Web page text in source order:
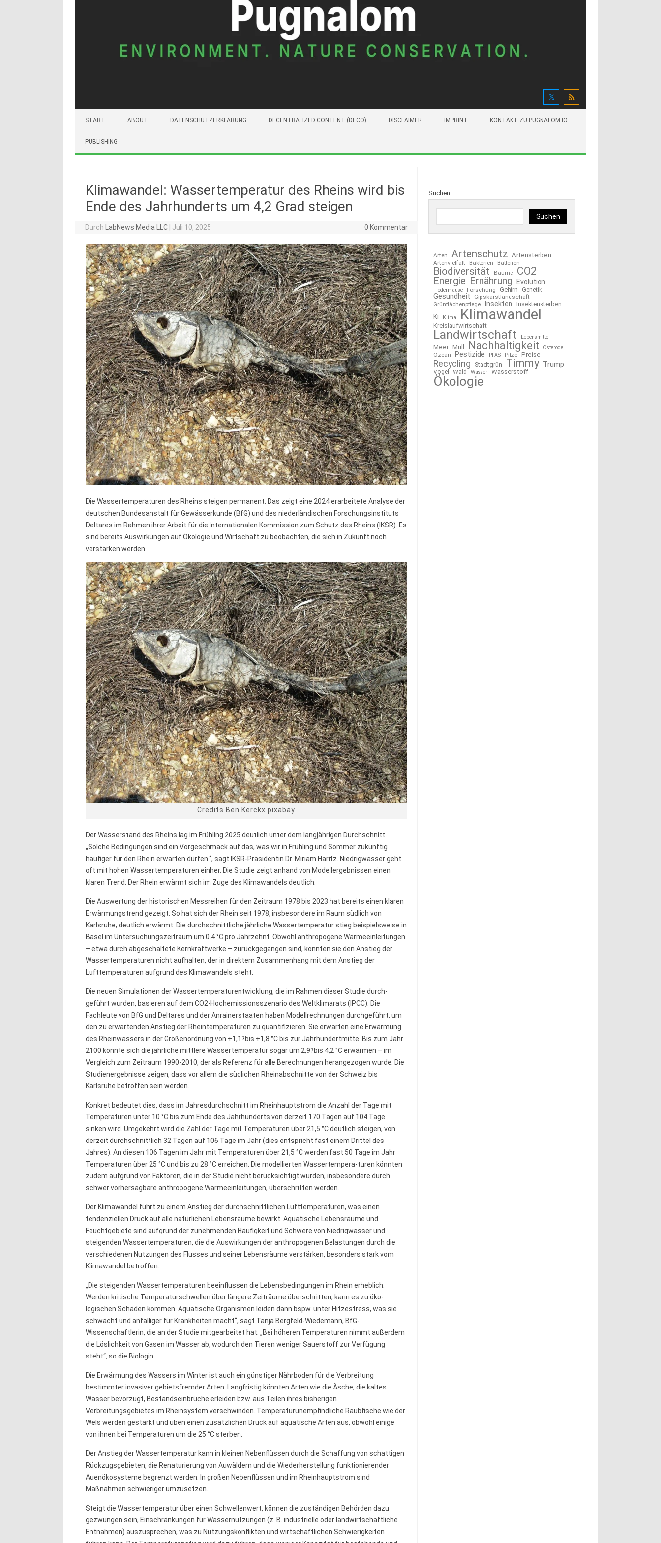
START ABOUT DATENSCHUTZERKLÄRUNG DECENTRALIZED CONTENT (DECO) DISCLAIMER IMPRINT KONTAKT ZU PUGNALOM.IO
PUBLISHING
Klimawandel: Wassertemperatur des Rheins wird bis
Ende des Jahrhunderts um 4,2 Grad steigen
Durch LabNews Media LLC Juli 10, 2025 0 Kommentar
Die Wassertemperaturen des Rheins steigen permanent. Das zeigt eine 2024 erarbeitete Analyse der
deutschen Bundesanstalt für Gewässerkunde (BfG) und des niederländischen Forschungsinstituts
Deltares im Rahmen ihrer Arbeit für die Internationalen Kommission zum Schutz des Rheins (IKSR). Es
sind bereits Auswirkungen auf Ökologie und Wirtschaft zu beobachten, die sich in Zukunft noch
verstärken werden.
Credits Ben Kerckx pixabay
Der Wasserstand des Rheins lag im Frühling 2025 deutlich unter dem langjährigen Durchschnitt.
„Solche Bedingungen sind ein Vorgeschmack auf das, was wir in Frühling und Sommer zukünftig
häufiger für den Rhein erwarten dürfen.“, sagt IKSR-Präsidentin Dr. Miriam Haritz. Niedrigwasser geht
oft mit hohen Wassertemperaturen einher. Die Studie zeigt anhand von Modellergebnissen einen
klaren Trend: Der Rhein erwärmt sich im Zuge des Klimawandels deutlich.
Die Auswertung der historischen Messreihen für den Zeitraum 1978 bis 2023 hat bereits einen klaren
Erwärmungstrend gezeigt: So hat sich der Rhein seit 1978, insbesondere im Raum südlich von
Karlsruhe, deutlich erwärmt. Die durchschnittliche jährliche Wassertemperatur stieg beispielsweise in
Basel im Untersuchungszeitraum um 0,4 °C pro Jahrzehnt. Obwohl anthropogene Wärmeeinleitungen
– etwa durch abgeschaltete Kernkraftwerke – zurückgegangen sind, konnten sie den Anstieg der
Wassertemperaturen nicht aufhalten, der in direktem Zusammenhang mit dem Anstieg der
Lufttemperaturen aufgrund des Klimawandels steht.
Die neuen Simulationen der Wassertemperaturentwicklung, die im Rahmen dieser Studie durch-
geführt wurden, basieren auf dem CO2-Hochemissionsszenario des Weltklimarats (IPCC). Die
Fachleute von BfG und Deltares und der Anrainerstaaten haben Modellrechnungen durchgeführt, um
den zu erwartenden Anstieg der Rheintemperaturen zu quantifizieren. Sie erwarten eine Erwärmung
des Rheinwassers in der Größenordnung von +1,1?bis +1,8 °C bis zur Jahrhundertmitte. Bis zum Jahr
2100 könnte sich die jährliche mittlere Wassertemperatur sogar um 2,9?bis 4,2 °C erwärmen – im
Vergleich zum Zeitraum 1990-2010, der als Referenz für alle Berechnungen herangezogen wurde. Die
Studienergebnisse zeigen, dass vor allem die südlichen Rheinabschnitte von der Schweiz bis
Karlsruhe betroffen sein werden.
Konkret bedeutet dies, dass im Jahresdurchschnitt im Rheinhauptstrom die Anzahl der Tage mit
Temperaturen unter 10 °C bis zum Ende des Jahrhunderts von derzeit 170 Tagen auf 104 Tage
sinken wird. Umgekehrt wird die Zahl der Tage mit Temperaturen über 21,5 °C deutlich steigen, von
derzeit durchschnittlich 32 Tagen auf 106 Tage im Jahr (dies entspricht fast einem Drittel des
Jahres). An diesen 106 Tagen im Jahr mit Temperaturen über 21,5 °C werden fast 50 Tage im Jahr
Temperaturen über 25 °C und bis zu 28 °C erreichen. Die modellierten Wassertempera-turen könnten
zudem aufgrund von Faktoren, die in der Studie nicht berücksichtigt wurden, insbesondere durch
schwer vorhersagbare anthropogene Wärmeeinleitungen, überschritten werden.
Der Klimawandel führt zu einem Anstieg der durchschnittlichen Lufttemperaturen, was einen
tendenziellen Druck auf alle natürlichen Lebensräume bewirkt. Aquatische Lebensräume und
Feuchtgebiete sind aufgrund der zunehmenden Häufigkeit und Schwere von Niedrigwasser und
steigenden Wassertemperaturen, die die Auswirkungen der anthropogenen Belastungen durch die
verschiedenen Nutzungen des Flusses und seiner Lebensräume verstärken, besonders stark vom
Klimawandel betroffen.
„Die steigenden Wassertemperaturen beeinflussen die Lebensbedingungen im Rhein erheblich.
Werden kritische Temperaturschwellen über längere Zeiträume überschritten, kann es zu öko-
logischen Schäden kommen. Aquatische Organismen leiden dann bspw. unter Hitzestress, was sie
schwächt und anfälliger für Krankheiten macht“, sagt Tanja Bergfeld-Wiedemann, BfG-
Wissenschaftlerin, die an der Studie mitgearbeitet hat. „Bei höheren Temperaturen nimmt außerdem
die Löslichkeit von Gasen im Wasser ab, wodurch den Tieren weniger Sauerstoff zur Verfügung
steht“, so die Biologin.
Die Erwärmung des Wassers im Winter ist auch ein günstiger Nährboden für die Verbreitung
bestimmter invasiver gebietsfremder Arten. Langfristig könnten Arten wie die Äsche, die kaltes
Wasser bevorzugt, Bestandseinbrüche erleiden bzw. aus Teilen ihres bisherigen
Verbreitungsgebietes im Rheinsystem verschwinden. Temperaturunempfindliche Raubfische wie der
Wels werden gestärkt und üben einen zusätzlichen Druck auf aquatische Arten aus, obwohl einige
von ihnen bei Temperaturen um die 25 °C sterben.
Der Anstieg der Wassertemperatur kann in kleinen Nebenflüssen durch die Schaffung von schattigen
Rückzugsgebieten, die Renaturierung von Auwäldern und die Wiederherstellung funktionierender
Auenökosysteme begrenzt werden. In großen Nebenflüssen und im Rheinhauptstrom sind
Maßnahmen schwieriger umzusetzen.
Steigt die Wassertemperatur über einen Schwellenwert, können die zuständigen Behörden dazu
gezwungen sein, Einschränkungen für Wassernutzungen (z. B. industrielle oder landwirtschaftliche
Entnahmen) auszusprechen, was zu Nutzungskonflikten und wirtschaftlichen Schwierigkeiten
Suchen
Suchen
Arten Artenschutz Artensterben
Artenvielfalt Bakterien Batterien
Biodiversität Bäume CO2
Energie Ernährung Evolution
Fledermäuse Forschung Gehirn Genetik
Gesundheit Gipskarstlandschaft
Grünflächenpflege Insekten Insektensterben
Ki Klima Klimawandel
Kreislaufwirtschaft
Landwirtschaft Lebensmittel
Meer Müll Nachhaltigkeit Osterode
Ozean Pestizide PFAS Pilze Preise
Recycling Stadtgrün Timmy Trump
Vögel Wald Wasser Wasserstoff
Ökologie